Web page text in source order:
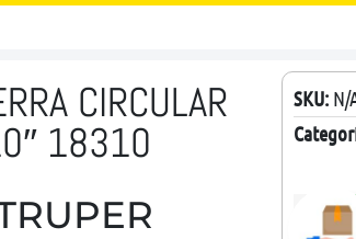
CIRCULAR
18310
SKU: N/